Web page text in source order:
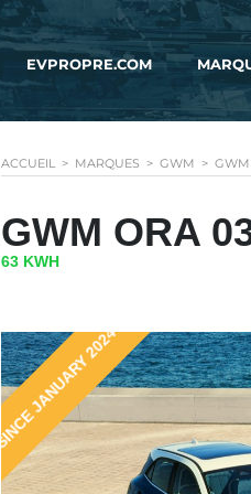
EVPROPRE.COM
ACCUEIL > MARQUES > GWM > GWM
GWM ORA
63 KWH
SINCE JANUARY 2024